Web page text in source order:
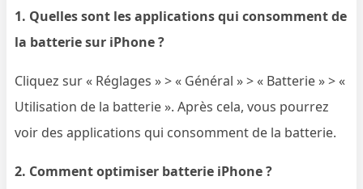
1. Quelles sont les applications qui consomment de
la batterie sur iPhone ?
Cliquez sur « Réglages » > « Général » > « Batterie » > «
Utilisation de la batterie ». Après cela, vous pourrez
voir des applications qui consomment de la batterie.
2. Comment optimiser batterie iPhone ?